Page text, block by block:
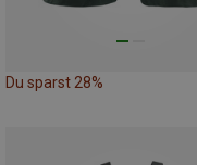
Du sparst 28%